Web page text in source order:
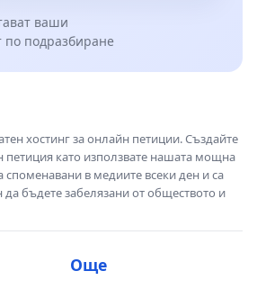
ваши
по подразбиране
хостинг за онлайн петиции. Създайте
като използвате нашата мощна
споменавани в медиите всеки ден и са
бъдете забелязани от обществото и
Още